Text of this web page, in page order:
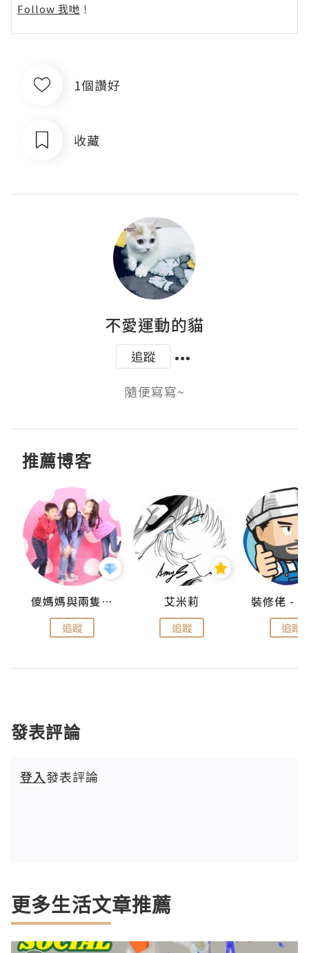
Follow 我哋 ！
1個讚好
收藏
不愛運動的貓
追蹤
隨便寫寫~
推薦博客
儍媽媽與兩隻小魔怪之家
追蹤
艾米莉
追蹤 追蹤
發表評論
登入發表評論
更多生活文章推薦